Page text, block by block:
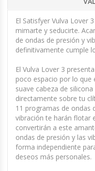
El Satisfyer Vulva Lover
mimarte y seducirte.
de ondas de presión y
definitivamente cumple
El Vulva Lover 3
poco espacio por lo que
suave cabeza de
directamente sobre tu
11 programas de ondas
vibración te harán flotar
convertirán a este
ondas de presión y las
forma independiente
deseos más personales.